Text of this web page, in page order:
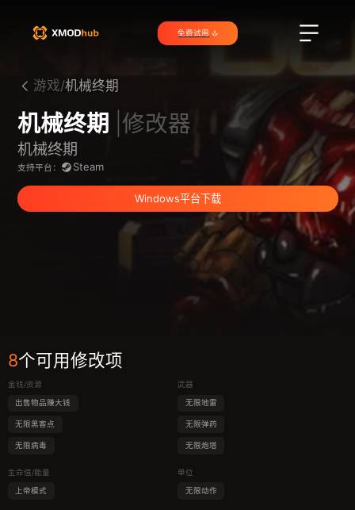
免费试用
游戏/机械终期
机械终期 |修改器
机械终期
支持平台： Steam
Windows平台下载
8个可用修改项
金钱/资源
出售物品赚大钱
无限黑客点
无限病毒
生命值/能量
上帝模式
武器
无限地雷
无限弹药
无限炮塔
单位
无限动作